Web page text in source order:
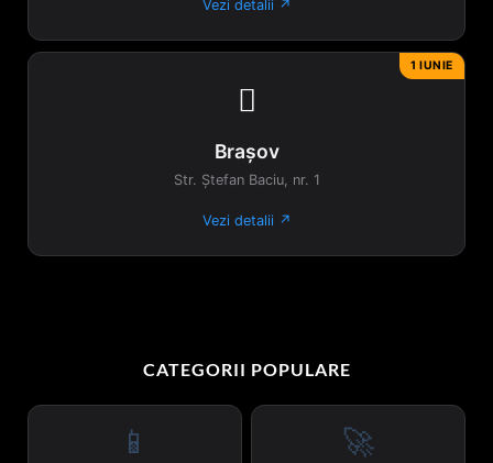
Vezi detalii ↗
1 IUNIE

Brașov
Str. Ștefan Baciu, nr. 1
Vezi detalii ↗
CATEGORII POPULARE
📱 🚀